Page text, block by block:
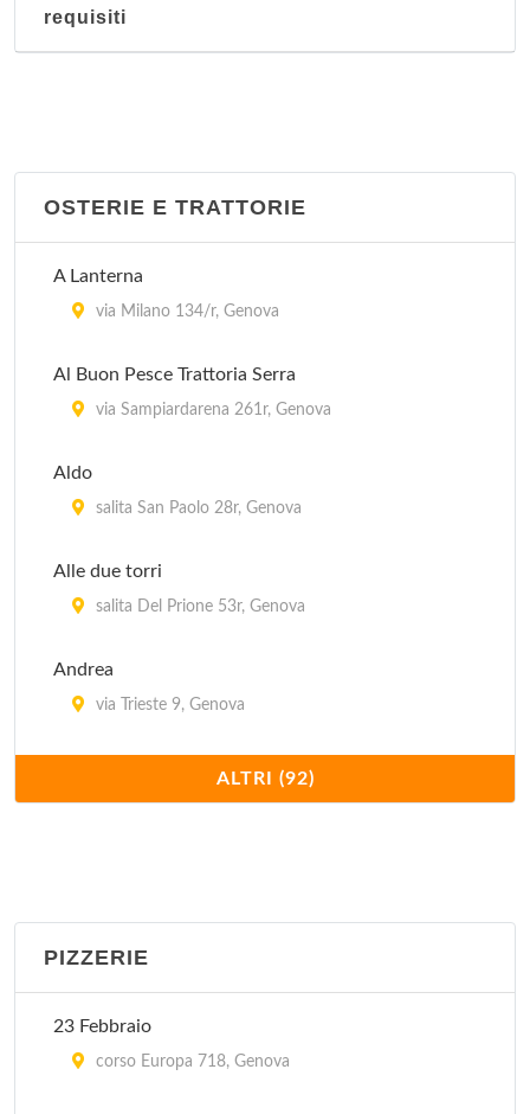
requisiti
OSTERIE E TRATTORIE
A Lanterna
via Milano 134/r, Genova
Al Buon Pesce Trattoria Serra
via Sampiardarena 261r, Genova
Aldo
salita San Paolo 28r, Genova
Alle due torri
salita Del Prione 53r, Genova
Andrea
via Trieste 9, Genova
Antica Hostaria Pacetti
vico Borgo Incrociati 22 r, Genova
Antica Osteria Della Foce
Antica Osteria di Vico Palla
ALTRI (92)
PIZZERIE
23 Febbraio
corso Europa 718, Genova